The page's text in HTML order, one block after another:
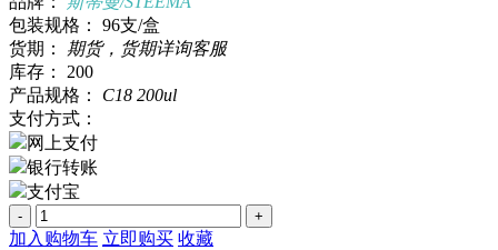
包装规格：
96支/盒
货期：
期货，货期详询客服
库存：
200
产品规格：
C18 200ul
支付方式：
网上支付
银行转账
支付宝
- +
加入购物车 立即购买 收藏